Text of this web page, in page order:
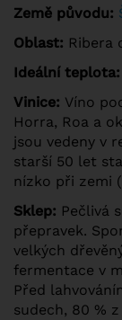
Země původu:
Oblast: Ribera
Ideální teplota:
Vinice: Víno
Horra, Roa a
jsou vedeny v
starší 50 let
nízko při zemi
Sklep: Pečlivá
přepravek.
velkých
fermentace v
Před
sudech, 80 %